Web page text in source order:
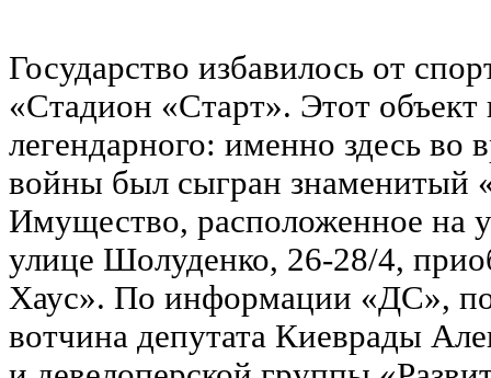
Государство избавилось от
«Стадион «Старт». Этот объект
легендарного: именно здесь
войны был сыгран знаменитый
Имущество, расположенное на
улице Шолуденко, 26-28/4,
Хаус». По информации «ДС»,
вотчина депутата Киеврады